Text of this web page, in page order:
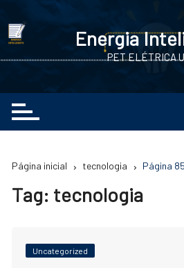
para
conteúdo
Energia
PET ELÉTRICA
Página inicial tecnologia Página 85
Tag: tecnologia
Uncategorized